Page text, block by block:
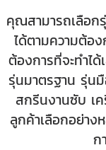
คุณสามารถเลือก
ได้ตามความต้อ
ต้องการที่จะทำไ
รุ่นมาตรฐาน รุ่น
สกรีนงานซับ เ
ลูกค้าเลือกอย่า
ก